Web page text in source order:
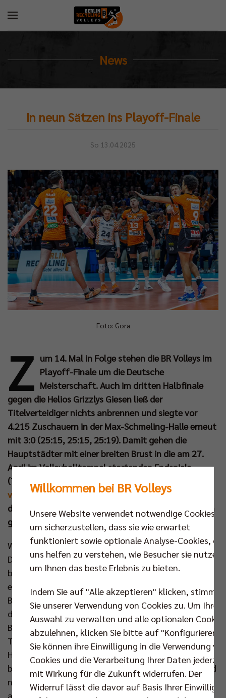
News
In neun Sätzen ins Playoff-Finale
So 13.04.2025
Foto: Gora
Z um 14. Mal in Folge stehen die BR Volleys im
Playoff-Finale um die Deutsche
Meisterschaft. Auch im dritten Halbfinale
gegen die Helios Grizzlys Giesen ließ der
Titelverteidiger nichts anbrennen und siegte vor
4.215 Zuschauern in der Max-Schmeling-Halle erneut
mit 3:0 (25:15, 25:15, 25:19). Damit gehen die
Hauptstädter mit einer breiten Brust in die am 27.
April im Volleyballtempel startenden Endspiele
(Tickets ab sofort erhältlich:
www.br-
volleys.de/tickets ). Der Finalgegner wird zwischen
dem VfB Friedrichshafen und der SVG Lüneburg noch
gesucht.
Wie schon vor vier Tagen präsentierte sich der
Deutsche Meister in unveränderter Startformation
bestens auf den Gegner aus Niedersachsen
eingestellt. Vom ersten Ballwechsel an hatte die
Berliner Block-Feldabwehr Zugriff auf die Angriffe
der Gäste und erarbeitete sich reichlich
Breakchancen. Beim Stand von 3:0 griff Giesens
Trainer Itamar Stein zur ersten Auszeit, aber das
Heimteam gab weiter den Ton an (9:3, 16:6). Also
begannen bei den Grizzlys früh die Wechselspiele und
neben den Ex-Berlinern Dosanjh und Hatch durften
auch Mittelblocker Sinfronio und – in seinem letzten
Willkommen bei BR Volleys
Unsere Website verwendet notwendige Cookies,
um sicherzustellen, dass sie wie erwartet
funktioniert sowie optionale Analyse-Cookies, die
uns helfen zu verstehen, wie Besucher sie nutzen,
um Ihnen das beste Erlebnis zu bieten.
Indem Sie auf "Alle akzeptieren" klicken, stimmen
Sie unserer Verwendung von Cookies zu. Um Ihre
Auswahl zu verwalten und alle optionalen Cookies
abzulehnen, klicken Sie bitte auf "Konfigurieren".
Sie können ihre Einwilligung in die Verwendung
Cookies und die Verarbeitung Ihrer Daten
mit Wirkung für die Zukunft widerrufen. Der
Widerruf lässt die davor auf Basis Ihrer